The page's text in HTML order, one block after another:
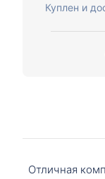
Куплен и
Отличная